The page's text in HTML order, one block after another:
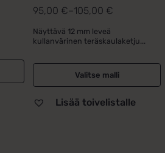
95,00 €–105,00 €
Hintaluokka:
95,00 €
-
105,00 €
Näyttävä 12 mm leveä
kullanvärinen teräskaulaketju...
Valitse malli
Lisää toivelistalle